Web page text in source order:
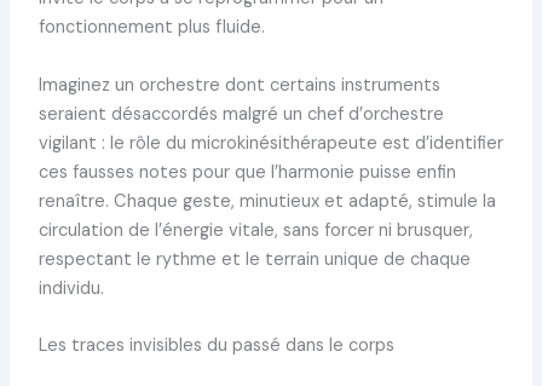
fonctionnement plus fluide.
Imaginez un orchestre dont certains instruments
seraient désaccordés malgré un chef d’orchestre
vigilant : le rôle du microkinésithérapeute est d’identifier
ces fausses notes pour que l’harmonie puisse enfin
renaître. Chaque geste, minutieux et adapté, stimule la
circulation de l’énergie vitale, sans forcer ni brusquer,
respectant le rythme et le terrain unique de chaque
individu.
Les traces invisibles du passé dans le corps